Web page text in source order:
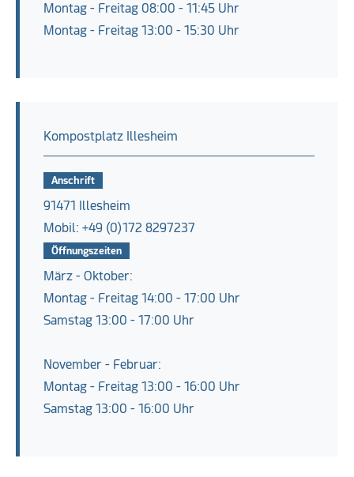
Montag - Freitag 08:00 - 11:45 Uhr
Montag - Freitag 13:00 - 15:30 Uhr
Kompostplatz Illesheim
Anschrift
91471 Illesheim
Mobil: +49 (0)172 8297237
Öffnungszeiten
März - Oktober:
Montag - Freitag 14:00 - 17:00 Uhr
Samstag 13:00 - 17:00 Uhr
November - Februar:
Montag - Freitag 13:00 - 16:00 Uhr
Samstag 13:00 - 16:00 Uhr